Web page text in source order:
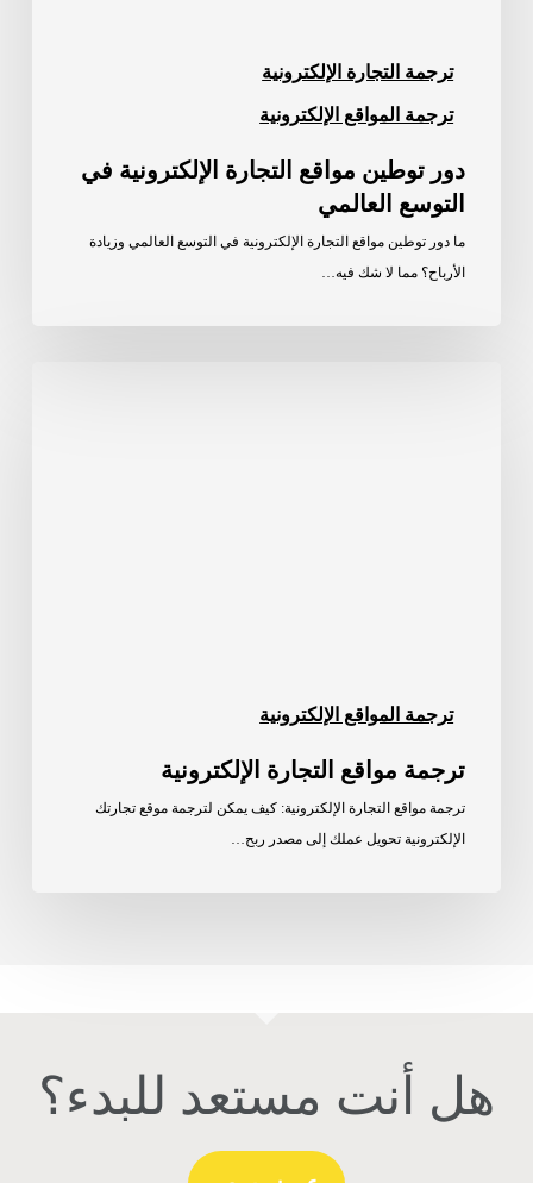
ترجمة التجارة الإلكترونية
ترجمة المواقع الإلكترونية
دور توطين مواقع التجارة الإلكترونية في
التوسع العالمي
ما دور توطين مواقع التجارة الإلكترونية في التوسع العالمي وزيادة
الأرباح؟ مما لا شك فيه…
ترجمة المواقع الإلكترونية
ترجمة مواقع التجارة الإلكترونية
ترجمة مواقع التجارة الإلكترونية: كيف يمكن لترجمة موقع تجارتك
الإلكترونية تحويل عملك إلى مصدر ربح…
هل أنت مستعد للبدء؟